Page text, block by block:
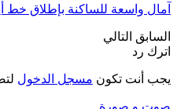
آمال واسعة للساكنة بإطلاق خط
السابق التالي
اترك رد
يجب أنت تكون مسجل الدخول
صوت و صورة